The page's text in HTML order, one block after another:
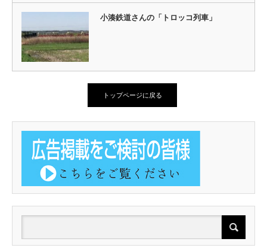
小湊鉄道さんの「トロッコ列車」
トップページに戻る